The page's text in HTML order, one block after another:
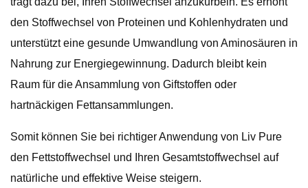
den Stoffwechsel von Proteinen und Kohlenhydraten und
unterstützt eine gesunde Umwandlung von Aminosäuren in
Nahrung zur Energiegewinnung. Dadurch bleibt kein
Raum für die Ansammlung von Giftstoffen oder
hartnäckigen Fettansammlungen.
Somit können Sie bei richtiger Anwendung von Liv Pure
den Fettstoffwechsel und Ihren Gesamtstoffwechsel auf
natürliche und effektive Weise steigern.